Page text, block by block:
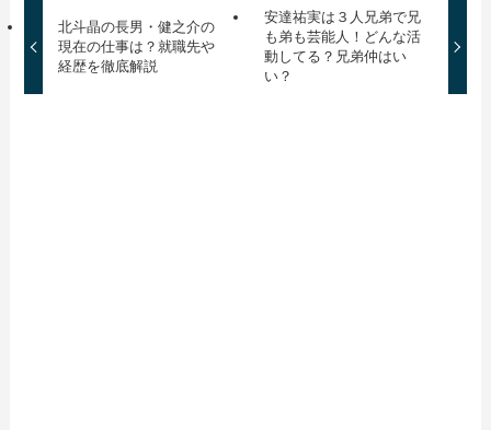
北斗晶の長男・健之介の
現在の仕事は？就職先や
経歴を徹底解説
安達祐実は３人兄弟で兄
も弟も芸能人！どんな活
動してる？兄弟仲はい
い？